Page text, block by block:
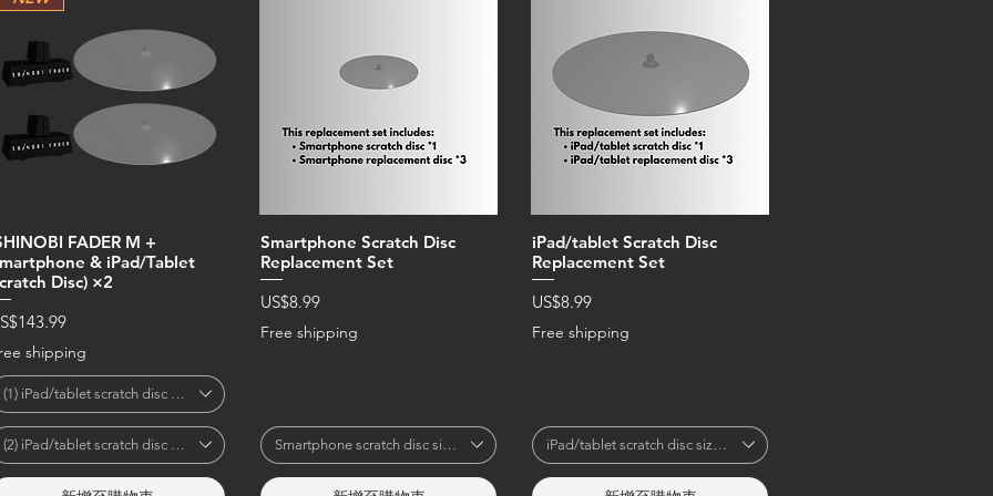
FADER M +
& iPad/Tablet
Disc) ×2
格
shipping
(1) iPad/tablet scratch disc size
(2) iPad/tablet scratch disc size
Smartphone Scratch Disc
Replacement Set
價格
US$8.99
Free shipping
Smartphone scratch disc size (diameter)
iPad/tablet Scratch Disc
Replacement Set
價格
US$8.99
Free shipping
iPad/tablet scratch disc size (diameter)